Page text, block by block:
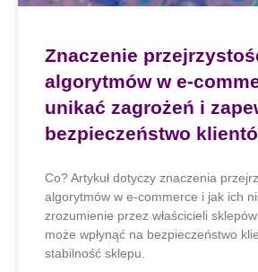
Znaczenie
algorytmów w e-
unikać zagrożeń i
bezpieczeństwo
Co? Artykuł dotyczy znaczenia
algorytmów w e-commerce i jak ich
zrozumienie przez właścicieli
może wpłynąć na bezpieczeństwo
stabilność sklepu.